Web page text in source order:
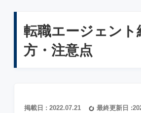
転職エージェント
方・注意点
掲載日 : 2022.07.21 最終更新日